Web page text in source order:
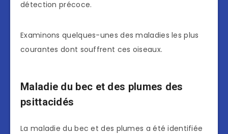
détection précoce.
Examinons quelques-unes des maladies les plus
courantes dont souffrent ces oiseaux.
Maladie du bec et des plumes des
psittacidés
La maladie du bec et des plumes a été identifiée